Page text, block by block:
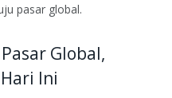
pasar global.
Global,
Ini